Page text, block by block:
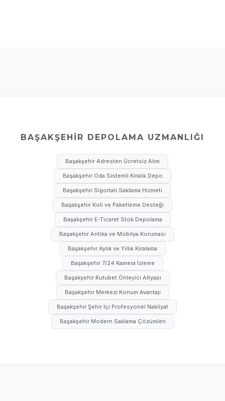
BAŞAKŞEHIR DEPOLAMA UZMANLIĞI
Başakşehir Adresten Ücretsiz Alım
Başakşehir Oda Sistemli Kiralık Depo
Başakşehir Sigortalı Saklama Hizmeti
Başakşehir Koli ve Paketleme Desteği
Başakşehir E-Ticaret Stok Depolama
Başakşehir Antika ve Mobilya Koruması
Başakşehir Aylık ve Yıllık Kiralama
Başakşehir 7/24 Kamera İzleme
Başakşehir Rutubet Önleyici Altyapı
Başakşehir Merkezi Konum Avantajı
Başakşehir Şehir İçi Profesyonel Nakliyat
Başakşehir Modern Saklama Çözümleri